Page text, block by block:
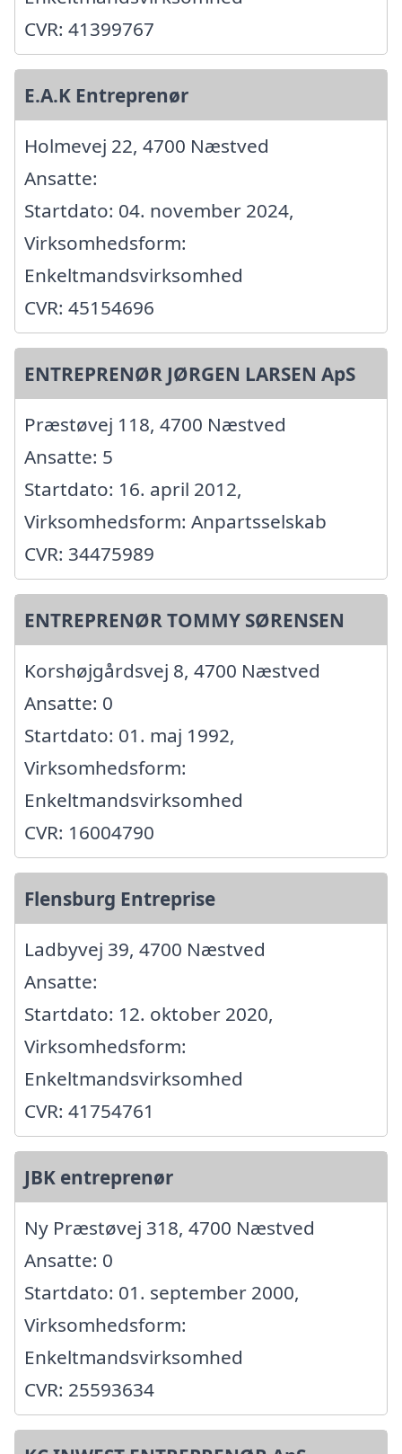
CVR: 41399767
E.A.K Entreprenør
Holmevej 22, 4700 Næstved
Ansatte:
Startdato: 04. november 2024,
Virksomhedsform:
Enkeltmandsvirksomhed
CVR: 45154696
ENTREPRENØR JØRGEN LARSEN ApS
Præstøvej 118, 4700 Næstved
Ansatte: 5
Startdato: 16. april 2012,
Virksomhedsform: Anpartsselskab
CVR: 34475989
ENTREPRENØR TOMMY SØRENSEN
Korshøjgårdsvej 8, 4700 Næstved
Ansatte: 0
Startdato: 01. maj 1992,
Virksomhedsform:
Enkeltmandsvirksomhed
CVR: 16004790
Flensburg Entreprise
Ladbyvej 39, 4700 Næstved
Ansatte:
Startdato: 12. oktober 2020,
Virksomhedsform:
Enkeltmandsvirksomhed
CVR: 41754761
JBK entreprenør
Ny Præstøvej 318, 4700 Næstved
Ansatte: 0
Startdato: 01. september 2000,
Virksomhedsform:
Enkeltmandsvirksomhed
CVR: 25593634